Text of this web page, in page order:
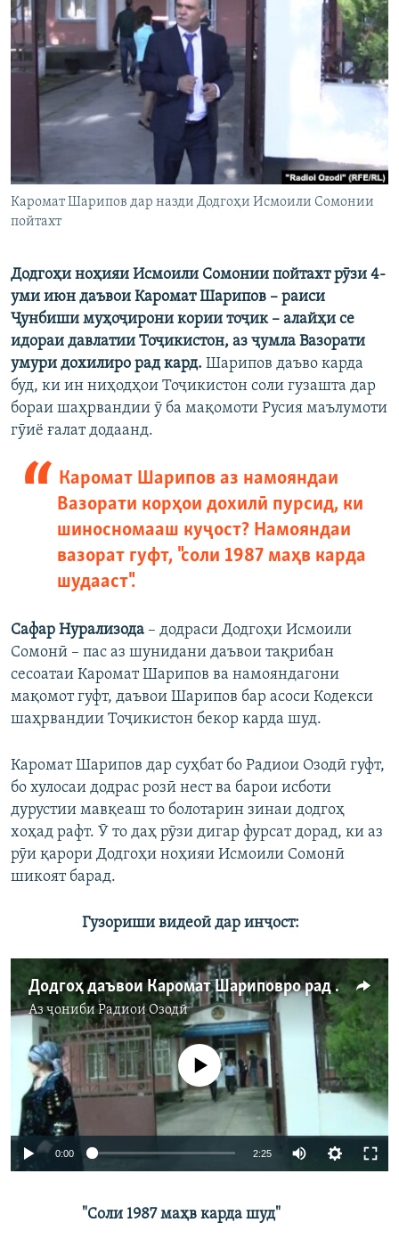
ГУЗОРИШҲОИ РАДИОӢ
Русский
ПАЙГИРӢ КУНЕД
Ҳамаи сомонаҳои RFE/RL
Каромат Шарипов дар назди Додгоҳи Исмоили Сомонии
пойтахт
Додгоҳи ноҳияи Исмоили Сомонии пойтахт рӯзи 4-
уми июн даъвои Каромат Шарипов – раиси
Ҷунбиши муҳоҷирони кории тоҷик – алайҳи се
идораи давлатии Тоҷикистон, аз ҷумла Вазорати
умури дохилиро рад кард. Шарипов даъво карда
буд, ки ин ниҳодҳои Тоҷикистон соли гузашта дар
бораи шаҳрвандии ӯ ба мақомоти Русия маълумоти
гӯиё ғалат додаанд.
Каромат Шарипов аз намояндаи
Вазорати корҳои дохилӣ пурсид, ки
шиносномааш куҷост? Намояндаи
вазорат гуфт, "соли 1987 маҳв карда
шудааст".
Сафар Нурализода – додраси Додгоҳи Исмоили
Сомонӣ – пас аз шунидани даъвои тақрибан
сесоатаи Каромат Шарипов ва намояндагони
мақомот гуфт, даъвои Шарипов бар асоси Кодекси
шаҳрвандии Тоҷикистон бекор карда шуд.
Каромат Шарипов дар суҳбат бо Радиои Озодӣ гуфт,
бо хулосаи додрас розӣ нест ва барои исботи
дурустии мавқеаш то болотарин зинаи додгоҳ
хоҳад рафт. Ӯ то даҳ рӯзи дигар фурсат дорад, ки аз
рӯи қарори Додгоҳи ноҳияи Исмоили Сомонӣ
шикоят барад.
Гузориши видеоӣ дар инҷост:
Додгоҳ даъвои Каромат Шариповро рад кард
Аз ҷонибиРадиои Озодӣ
Феълан кор намекунад
0:00 2:25
"Соли 1987 маҳв карда шуд"